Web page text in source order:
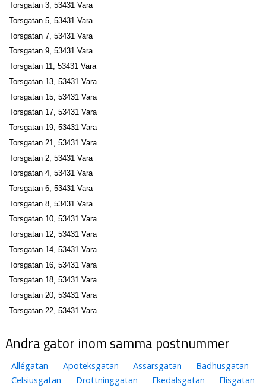
Torsgatan 3, 53431 Vara
Torsgatan 5, 53431 Vara
Torsgatan 7, 53431 Vara
Torsgatan 9, 53431 Vara
Torsgatan 11, 53431 Vara
Torsgatan 13, 53431 Vara
Torsgatan 15, 53431 Vara
Torsgatan 17, 53431 Vara
Torsgatan 19, 53431 Vara
Torsgatan 21, 53431 Vara
Torsgatan 2, 53431 Vara
Torsgatan 4, 53431 Vara
Torsgatan 6, 53431 Vara
Torsgatan 8, 53431 Vara
Torsgatan 10, 53431 Vara
Torsgatan 12, 53431 Vara
Torsgatan 14, 53431 Vara
Torsgatan 16, 53431 Vara
Torsgatan 18, 53431 Vara
Torsgatan 20, 53431 Vara
Torsgatan 22, 53431 Vara
Andra gator inom samma postnummer
Allégatan Apoteksgatan Assarsgatan
Badhusgatan
Celsiusgatan
Drottninggatan Ekedalsgatan Elisgatan